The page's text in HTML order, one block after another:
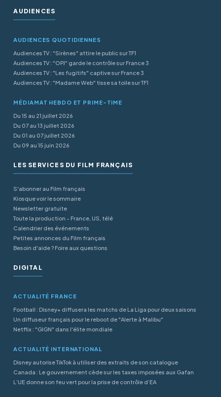
AUDIENCES
AUDIENCES QUOTIDIENNES
Audiences TV : "Sirènes" attire le public sur TF1
Audiences TV : "OPJ" garde le contrôle sur France 3
Audiences TV : "Les fugitifs" captive sur France 3
Audiences TV : "Madame Web" tisse sa toile sur TF1
MÉDIAMAT HEBDO ET PRIME-TIME
Du 15 au 21 juillet 2026
Du 07 au 13 juillet 2026
Du 01 au 07 juillet 2026
Du 09 au 15 juin 2026
LES SERVICES DU FILM FRANÇAIS
S'abonner au Film français
Kiosque voir le sommaire
Newsletter gratuite
Toute la production - France, US, télé
Calendrier des événements
Petites annonces du Film français
Besoin d'aide ? Foire aux questions
DIGITAL
ACTUALITÉ FRANCE
Football : Disney+ diffusera les matchs de La Liga pour deux saisons
Un diffuseur français pour le reboot de "Alerte à Malibu"
Netflix : "GIGN" dans l'élite mondiale
ACTUALITÉ INTERNATIONAL
Disney autorise TikTok à utiliser des extraits de son catalogue
Canada : Le gouvernement cède sur les taxes imposées aux Gafan
L’UE donne son feu vert pour la prise de contrôle d’EA